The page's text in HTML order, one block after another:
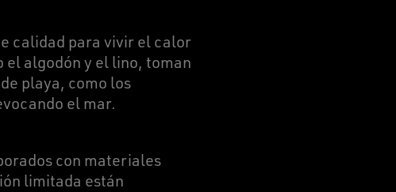
calidad para vivir el calor
algodón y el lino, toman
playa, como los
el mar.
con materiales
limitada están